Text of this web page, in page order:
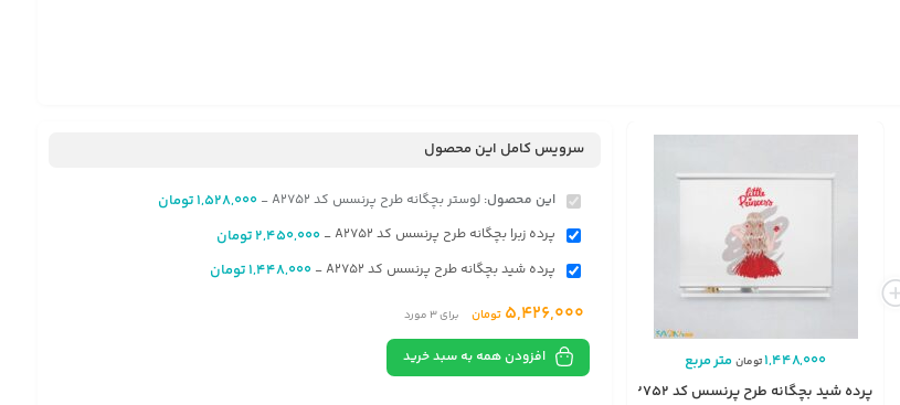
1,448,000تومانمتر مربع
پرده شید بچگانه طرح پرنسس کد A2752
سرویس کامل این محصول
این محصول: لوستر بچگانه طرح پرنسس کد A2752 -
1,528,000تومان
پرده زبرا بچگانه طرح پرنسس کد A2752 -
2,450,000تومان
پرده شید بچگانه طرح پرنسس کد A2752 -
1,448,000تومان
5,426,000 تومان برای3مورد
افزودن همه به سبد خرید